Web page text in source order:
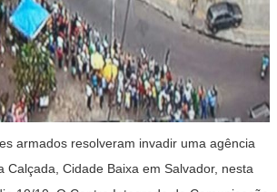
armados resolveram invadir uma agência
Calçada, Cidade Baixa em Salvador, nesta